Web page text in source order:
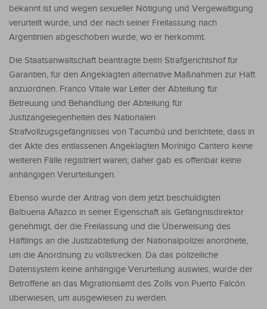
bekannt ist und wegen sexueller Nötigung und Vergewaltigung
verurteilt wurde, und der nach seiner Freilassung nach
Argentinien abgeschoben wurde, wo er herkommt.
Die Staatsanwaltschaft beantragte beim Strafgerichtshof für
Garantien, für den Angeklagten alternative Maßnahmen zur Haft
anzuordnen. Franco Vitale war Leiter der Abteilung für
Betreuung und Behandlung der Abteilung für
Justizangelegenheiten des Nationalen
Strafvollzugsgefängnisses von Tacumbú und berichtete, dass in
der Akte des entlassenen Angeklagten Morínigo Cantero keine
weiteren Fälle registriert waren; daher gab es offenbar keine
anhängigen Verurteilungen.
Ebenso wurde der Antrag von dem jetzt beschuldigten
Balbuena Añazco in seiner Eigenschaft als Gefängnisdirektor
genehmigt, der die Freilassung und die Überweisung des
Häftlings an die Justizabteilung der Nationalpolizei anordnete,
um die Anordnung zu vollstrecken. Da das polizeiliche
Datensystem keine anhängige Verurteilung auswies, wurde der
Betroffene an das Migrationsamt des Zolls von Puerto Falcón
überwiesen, um ausgewiesen zu werden.